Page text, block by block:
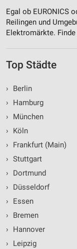
Egal ob EURONICS
Reilingen und
Elektromärkte.
Top Städte
›
Berlin
›
Hamburg
›
München
›
Köln
›
Frankfurt (Main)
› Stuttgart
›
Dortmund
›
Düsseldorf
›
Essen
›
Bremen
›
Hannover
›
Leipzig